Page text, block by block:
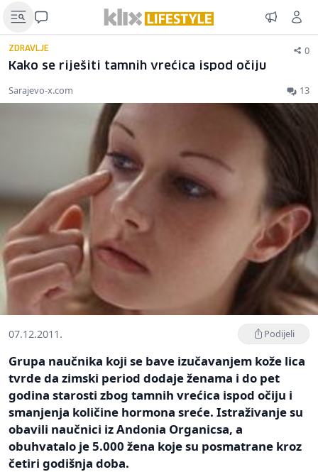
ZDRAVLJE 0
Kako se riješiti tamnih vrećica ispod očiju
Sarajevo-x.com 13
07.12.2011. Podijeli
Grupa naučnika koji se bave izučavanjem kože lica
tvrde da zimski period dodaje ženama i do pet
godina starosti zbog tamnih vrećica ispod očiju i
smanjenja količine hormona sreće. Istraživanje su
obavili naučnici iz Andonia Organicsa, a
obuhvatalo je 5.000 žena koje su posmatrane kroz
četiri godišnja doba.